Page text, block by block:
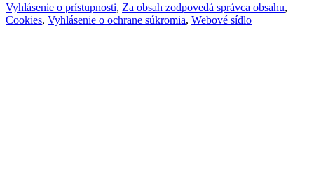
Vyhlásenie o prístupnosti, Za obsah zodpovedá správca obsahu,
Cookies, Vyhlásenie o ochrane súkromia, Webové sídlo